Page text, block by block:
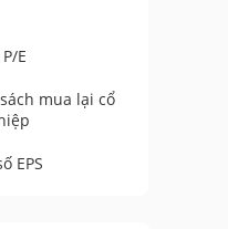
E
mua lại cổ
EPS